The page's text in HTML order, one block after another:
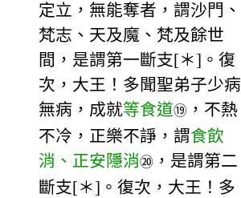
定立，無能奪者，謂沙門、
梵志、天及魔、梵及餘世
間，是謂第一斷支[＊]。復
次，大王！多聞聖弟子少病
無病，成就等食道⑲ ，不熱
不冷，正樂不諍，謂食飲
消、正安隱消⑳ ，是謂第二
斷支[＊]。復次，大王！多